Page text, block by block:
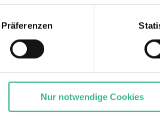
Funktion unserer Webseite
( „Präferenzen“), die
Verwendung unserer Website an
und Anzeigen zu
zu. Willst du nur
auf „Auswahl erlauben“. Die
Präferenzen
Nur notwendige Cookies